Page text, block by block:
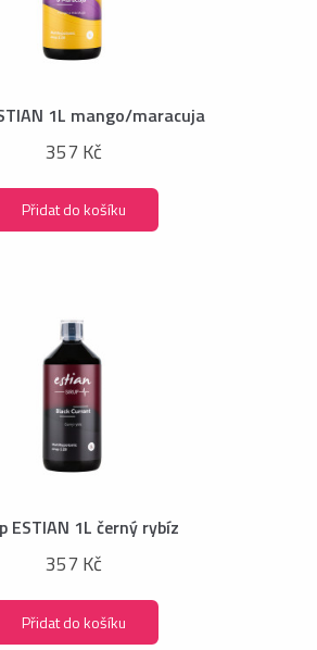
1L mango/maracuja
357 Kč
Přidat do košíku
ESTIAN 1L černý rybíz
357 Kč
Přidat do košíku